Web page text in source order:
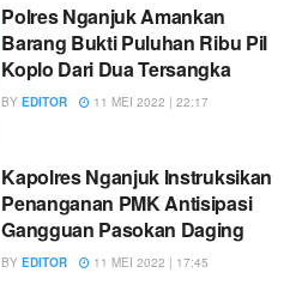
Polres Nganjuk Amankan
Barang Bukti Puluhan Ribu Pil
Koplo Dari Dua Tersangka
BY EDITOR 11 MEI 2022 | 22:17
Kapolres Nganjuk Instruksikan
Penanganan PMK Antisipasi
Gangguan Pasokan Daging
BY EDITOR 11 MEI 2022 | 17:45